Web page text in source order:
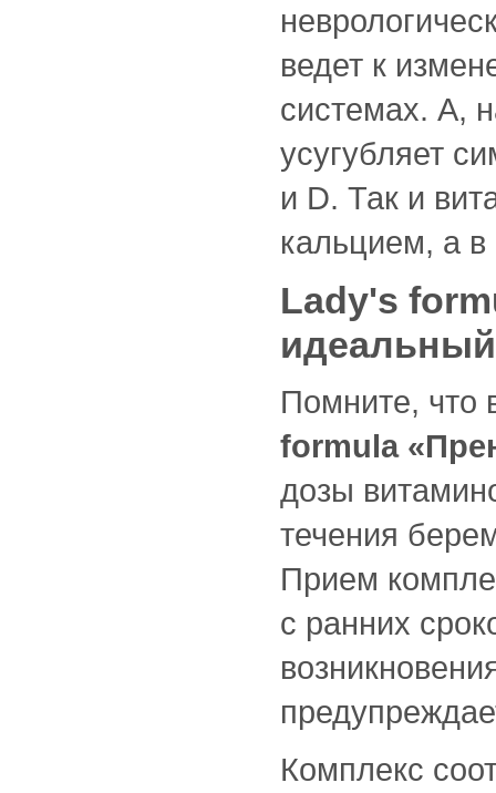
ведет к
системах. А,
усугубляет
и D. Так и
кальцием, а в
Lady's
Помните, что
formula
дозы
течения
Прием
с ранних
Комплекс